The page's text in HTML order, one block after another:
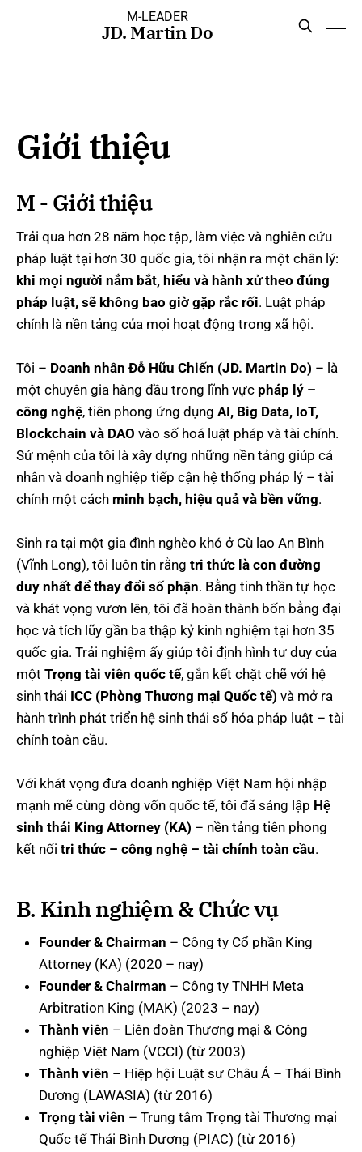
M-LEADER
JD. Martin Do
Giới thiệu
M - Giới thiệu
Trải qua hơn 28 năm học tập, làm việc và nghiên cứu
pháp luật tại hơn 30 quốc gia, tôi nhận ra một chân lý:
khi mọi người nắm bắt, hiểu và hành xử theo đúng
pháp luật, sẽ không bao giờ gặp rắc rối. Luật pháp
chính là nền tảng của mọi hoạt động trong xã hội.
Tôi – Doanh nhân Đỗ Hữu Chiến (JD. Martin Do) – là
một chuyên gia hàng đầu trong lĩnh vực pháp lý –
công nghệ, tiên phong ứng dụng AI, Big Data, IoT,
Blockchain và DAO vào số hoá luật pháp và tài chính.
Sứ mệnh của tôi là xây dựng những nền tảng giúp cá
nhân và doanh nghiệp tiếp cận hệ thống pháp lý – tài
chính một cách minh bạch, hiệu quả và bền vững.
Sinh ra tại một gia đình nghèo khó ở Cù lao An Bình
(Vĩnh Long), tôi luôn tin rằng tri thức là con đường
duy nhất để thay đổi số phận. Bằng tinh thần tự học
và khát vọng vươn lên, tôi đã hoàn thành bốn bằng đại
học và tích lũy gần ba thập kỷ kinh nghiệm tại hơn 35
quốc gia. Trải nghiệm ấy giúp tôi định hình tư duy của
một Trọng tài viên quốc tế, gắn kết chặt chẽ với hệ
sinh thái ICC (Phòng Thương mại Quốc tế) và mở ra
hành trình phát triển hệ sinh thái số hóa pháp luật – tài
chính toàn cầu.
Với khát vọng đưa doanh nghiệp Việt Nam hội nhập
mạnh mẽ cùng dòng vốn quốc tế, tôi đã sáng lập Hệ
sinh thái King Attorney (KA) – nền tảng tiên phong
kết nối tri thức – công nghệ – tài chính toàn cầu.
B. Kinh nghiệm & Chức vụ
Founder & Chairman – Công ty Cổ phần King
Attorney (KA) (2020 – nay)
Founder & Chairman – Công ty TNHH Meta
Arbitration King (MAK) (2023 – nay)
Thành viên – Liên đoàn Thương mại & Công
nghiệp Việt Nam (VCCI) (từ 2003)
Thành viên – Hiệp hội Luật sư Châu Á – Thái Bình
Dương (LAWASIA) (từ 2016)
Trọng tài viên – Trung tâm Trọng tài Thương mại
Quốc tế Thái Bình Dương (PIAC) (từ 2016)